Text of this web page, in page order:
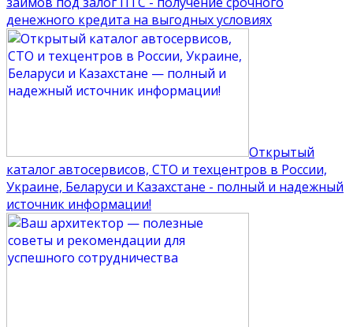
денежного кредита на выгодных условиях
Открытый
каталог автосервисов, СТО и техцентров в России,
Украине, Беларуси и Казахстане - полный и надежный
источник информации!